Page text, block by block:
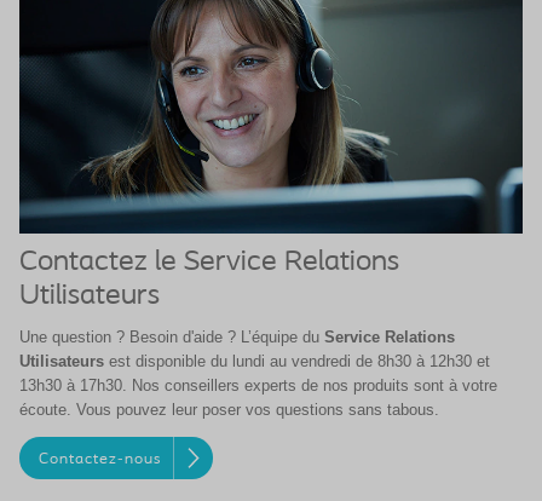
Contactez le Service Relations
Utilisateurs
Une question ? Besoin d'aide ? L’équipe du Service Relations
Utilisateurs est disponible du lundi au vendredi de 8h30 à 12h30 et
13h30 à 17h30. Nos conseillers experts de nos produits sont à votre
écoute. Vous pouvez leur poser vos questions sans tabous.
Contactez-nous